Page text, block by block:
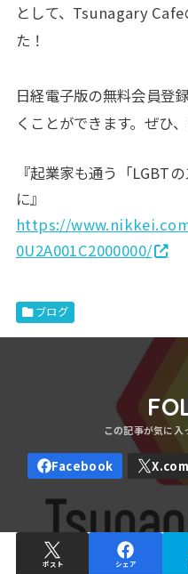
として、Tsunagary
た！
日経電子版の無料会員登
くことができます。ぜひ
『起業家も通う「LGBT
に』
https://
0U2A001C2000000/
ブログ
ポスト シェア